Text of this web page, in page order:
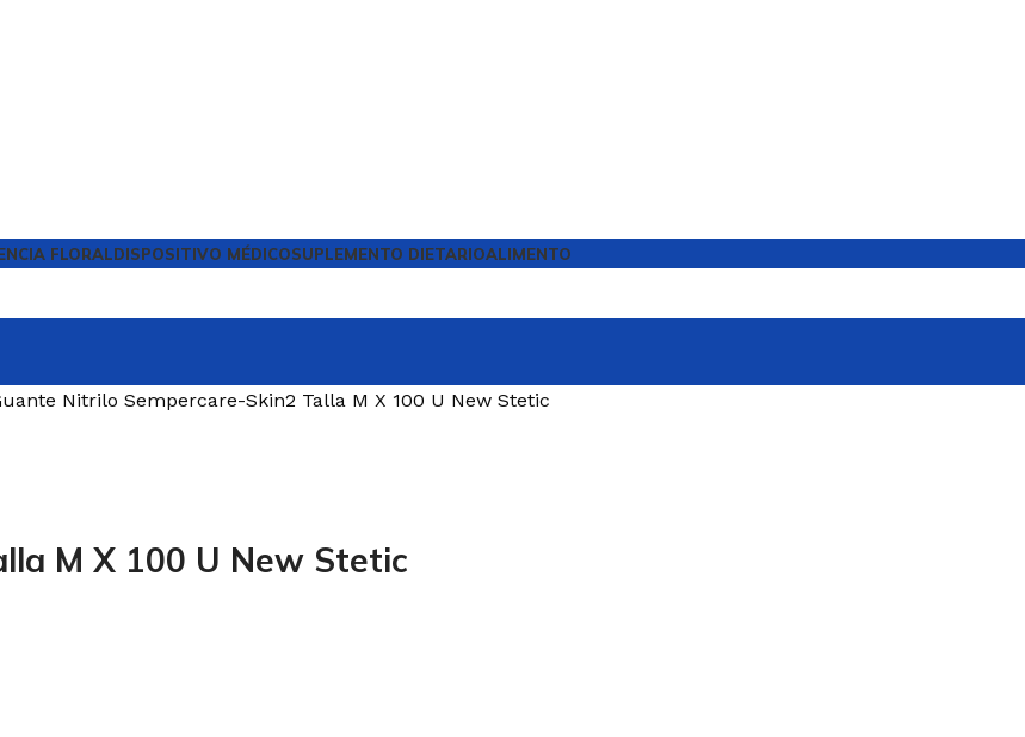
FLORALDISPOSITIVO MÉDICOSUPLEMENTO DIETARIOALIMENTO
Nitrilo Sempercare-Skin2 Talla M X 100 U New Stetic
M X 100 U New Stetic